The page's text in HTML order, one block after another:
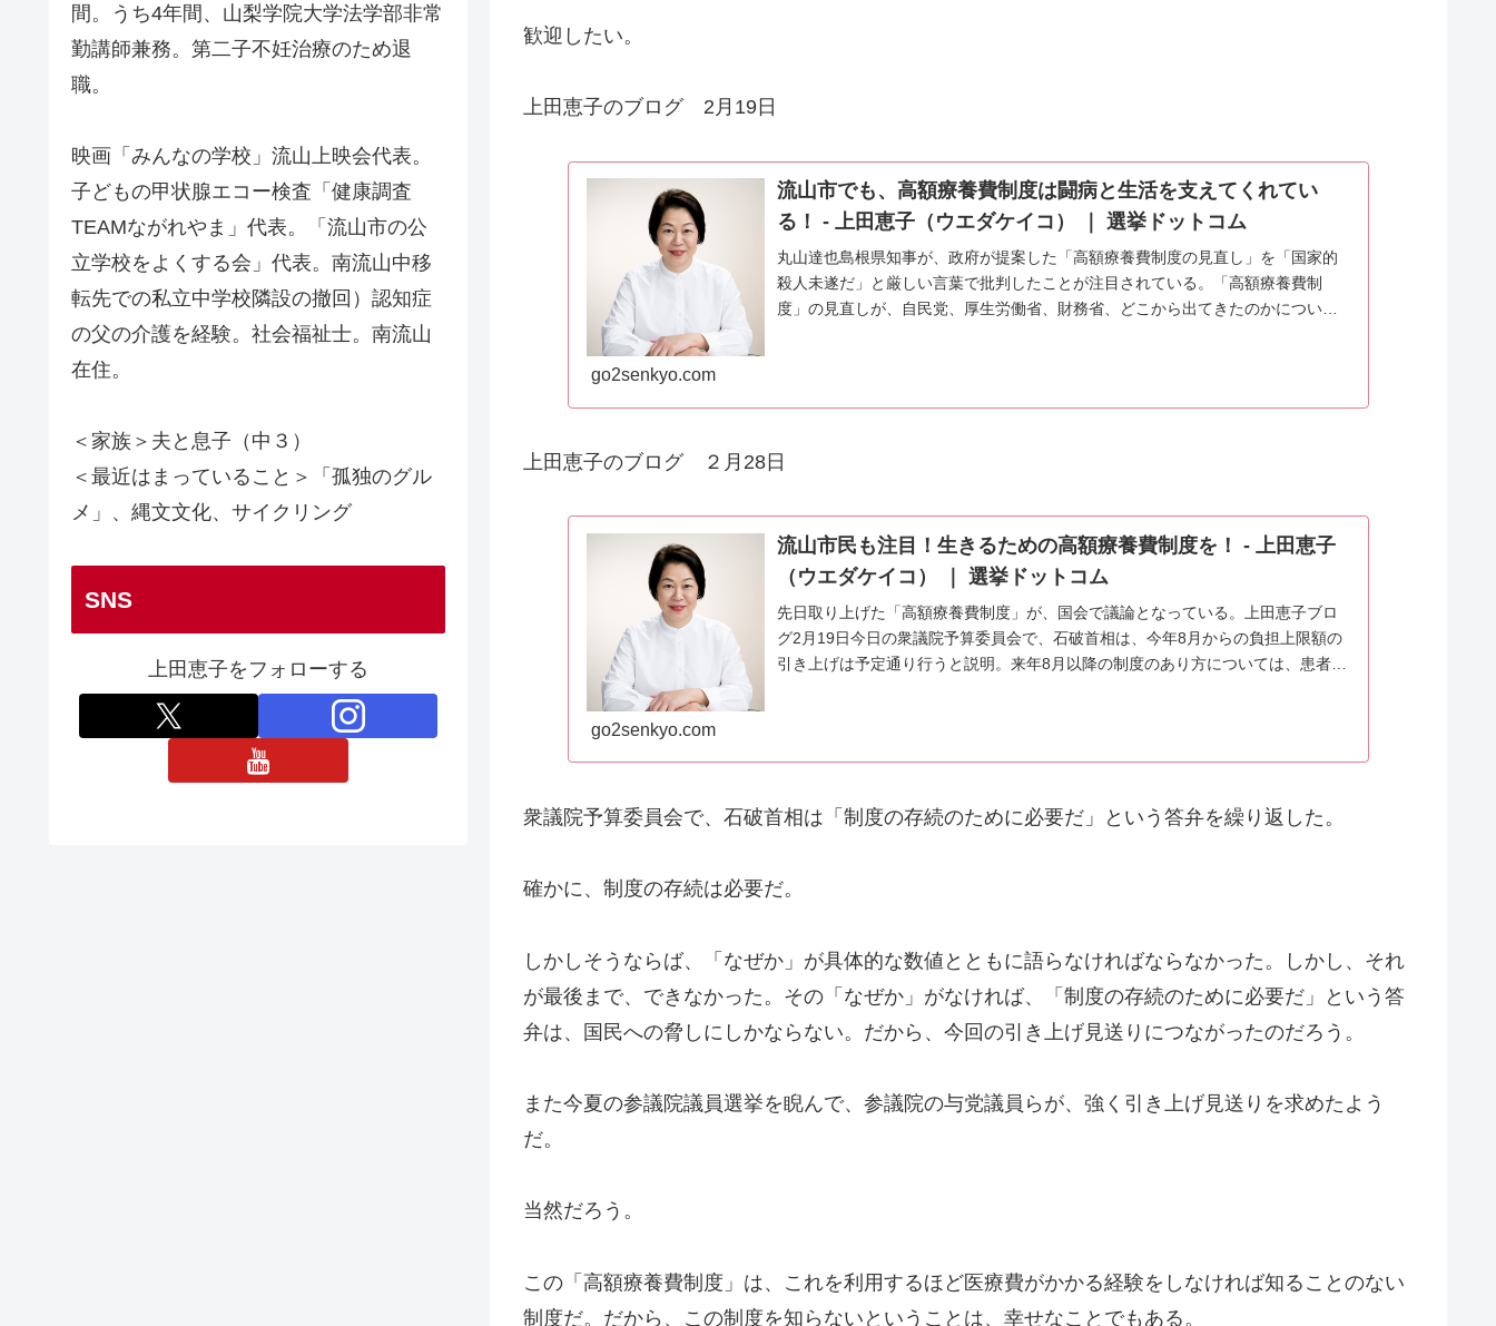
歓迎したい。
上田恵子のブログ 2月19日
流山市でも、高額療養費制度は闘病と生活を支えてくれてい
る！ - 上田恵子（ウエダケイコ） ｜ 選挙ドットコム
丸山達也島根県知事が、政府が提案した「高額療養費制度の見直し」を「国家的
殺人未遂だ」と厳しい言葉で批判したことが注目されている。「高額療養費制
度」の見直しが、自民党、厚生労働省、財務省、どこから出てきたのかについて
go2senkyo.com
上田恵子のブログ ２月28日
流山市民も注目！生きるための高額療養費制度を！ - 上田恵子
（ウエダケイコ） ｜ 選挙ドットコム
先日取り上げた「高額療養費制度」が、国会で議論となっている。上田恵子ブロ
グ2月19日今日の衆議院予算委員会で、石破首相は、今年8月からの負担上限額の
引き上げは予定通り行うと説明。来年8月以降の制度のあり方については、患者団
go2senkyo.com
衆議院予算委員会で、石破首相は「制度の存続のために必要だ」という答弁を繰り返した。
確かに、制度の存続は必要だ。
しかしそうならば、「なぜか」が具体的な数値とともに語らなければならなかった。しかし、それ
が最後まで、できなかった。その「なぜか」がなければ、「制度の存続のために必要だ」という答
弁は、国民への脅しにしかならない。だから、今回の引き上げ見送りにつながったのだろう。
また今夏の参議院議員選挙を睨んで、参議院の与党議員らが、強く引き上げ見送りを求めたよう
だ。
当然だろう。
この「高額療養費制度」は、これを利用するほど医療費がかかる経験をしなければ知ることのない
制度だ。だから、この制度を知らないということは、幸せなことでもある。
間。うち4年間、山梨学院大学法学部非常
勤講師兼務。第二子不妊治療のため退
職。
映画「みんなの学校」流山上映会代表。
子どもの甲状腺エコー検査「健康調査
TEAMながれやま」代表。「流山市の公
立学校をよくする会」代表。南流山中移
転先での私立中学校隣設の撤回）認知症
の父の介護を経験。社会福祉士。南流山
在住。
＜家族＞夫と息子（中３）
＜最近はまっていること＞「孤独のグル
メ」、縄文文化、サイクリング
SNS
上田恵子をフォローする